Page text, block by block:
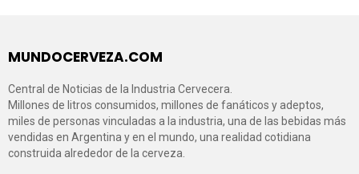
MUNDOCERVEZA.COM
Central de Noticias de la Industria Cervecera.
Millones de litros consumidos, millones de fanáticos y adeptos,
miles de personas vinculadas a la industria, una de las bebidas más
vendidas en Argentina y en el mundo, una realidad cotidiana
construida alrededor de la cerveza.